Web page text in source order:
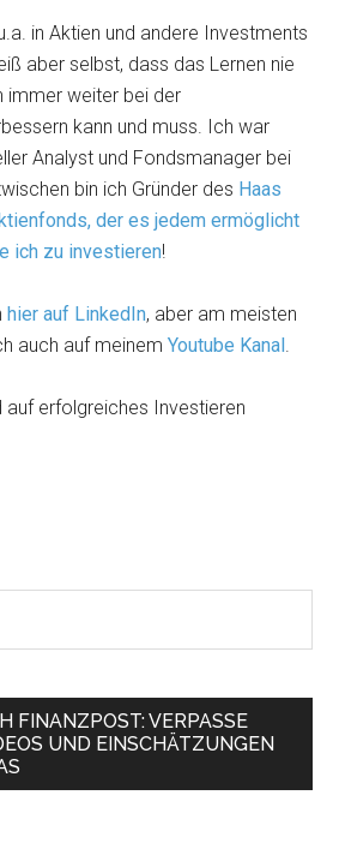
in Aktien und andere Investments
aber selbst, dass das Lernen nie
immer weiter bei der
kann und muss. Ich war
Analyst und Fondsmanager bei
bin ich Gründer des Haas
der es jedem ermöglicht
ich zu investieren!
hier auf LinkedIn, aber am meisten
auch auf meinemYoutube Kanal.
auf erfolgreiches Investieren
FINANZPOST: VERPASSE
UND EINSCHÄTZUNGEN